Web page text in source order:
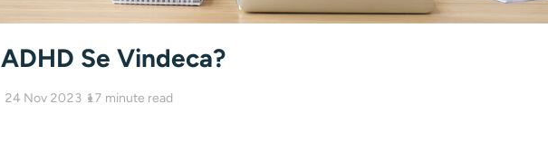
ADHD Se Vindeca?
24 Nov 2023 17 minute read